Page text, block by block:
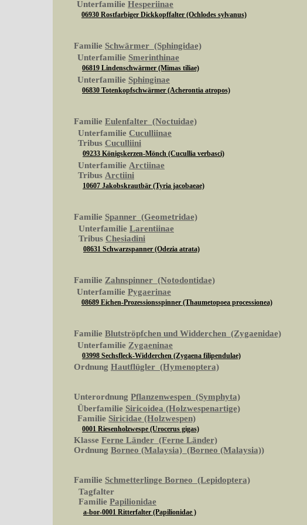
Unterfamilie Hesperiinae
06930 Rostfarbiger Dickkopffalter (Ochlodes sylvanus)
Familie Schwärmer (Sphingidae)
Unterfamilie Smerinthinae
06819 Lindenschwärmer (Mimas tiliae)
Unterfamilie Sphinginae
06830 Totenkopfschwärmer (Acherontia atropos)
Familie Eulenfalter (Noctuidae)
Unterfamilie Cuculliinae
Tribus Cuculliini
09233 Königskerzen-Mönch (Cucullia verbasci)
Unterfamilie Arctiinae
Tribus Arctiini
10607 Jakobskrautbär (Tyria jacobaeae)
Familie Spanner (Geometridae)
Unterfamilie Larentiinae
Tribus Chesiadini
08631 Schwarzspanner (Odezia atrata)
Familie Zahnspinner (Notodontidae)
Unterfamilie Pygaerinae
08689 Eichen-Prozessionsspinner (Thaumetopoea processionea)
Familie Blutströpfchen und Widderchen (Zygaenidae)
Unterfamilie Zygaeninae
03998 Sechsfleck-Widderchen (Zygaena filipendulae)
Ordnung Hautflügler (Hymenoptera)
Unterordnung Pflanzenwespen (Symphyta)
Überfamilie Siricoidea (Holzwespenartige)
Familie Siricidae (Holzwespen)
0001 Riesenholzwespe (Urocerus gigas)
Klasse Ferne Länder (Ferne Länder)
Ordnung Borneo (Malaysia) (Borneo (Malaysia))
Familie Schmetterlinge Borneo (Lepidoptera)
Tagfalter
Familie Papilionidae
a-bor-0001 Ritterfalter (Papilionidae )